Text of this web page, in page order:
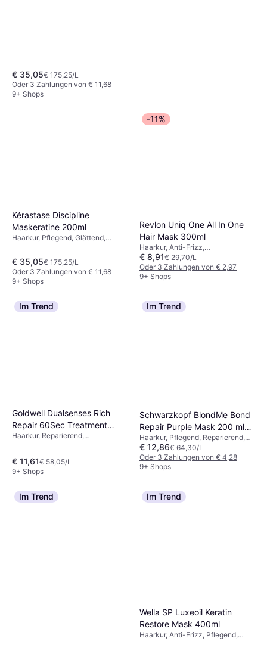
€ 35,05€ 175,25/L
Oder 3 Zahlungen von € 11,68
9+ Shops
Redken Extreme Mask 250ml
Kérastase Discipline
Maskeratine 200ml
Haarkur, Pflegend, Glättend,
Weichmachend, Vitamine
€ 35,05€ 175,25/L
Oder 3 Zahlungen von € 11,68
9+ Shops
-11%
Revlon Uniq One All In One
Hair Mask 300ml
Haarkur, Anti-Frizz,
Feuchtigkeitsspendend, Glanz,
Glättend, Stärkend, Reparierend,
Weichmachend, Pflegend,
€ 8,91€ 29,70/L
Oder 3 Zahlungen von € 2,97
9+ Shops
Im Trend
Goldwell Dualsenses Rich
Repair 60Sec Treatment
200ml
Haarkur, Reparierend,
Glanz, Keratin
€ 11,61€ 58,05/L
9+ Shops
Im Trend
Schwarzkopf BlondMe Bond
Repair Purple Mask 200 ml
200ml
Haarkur, Pflegend, Reparierend,
Glanz, Vitamine
€ 12,86€ 64,30/L
Oder 3 Zahlungen von € 4,28
9+ Shops
Im Trend Im Trend
Wella SP Luxeoil Keratin
Restore Mask 400ml
Haarkur, Anti-Frizz, Pflegend,